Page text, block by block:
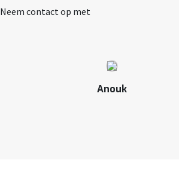
Neem contact op met
Anouk